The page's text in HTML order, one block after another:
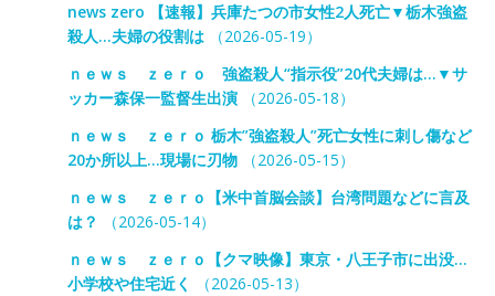
news zero 【速報】兵庫たつの市女性2人死亡▼栃木強盗
殺人…夫婦の役割は（2026-05-19）
ｎｅｗｓ ｚｅｒｏ 強盗殺人“指示役”20代夫婦は…▼サ
ッカー森保一監督生出演（2026-05-18）
ｎｅｗｓ ｚｅｒｏ 栃木”強盗殺人”死亡女性に刺し傷など
20か所以上…現場に刃物（2026-05-15）
ｎｅｗｓ ｚｅｒｏ【米中首脳会談】台湾問題などに言及
は？
（2026-05-14）
ｎｅｗｓ ｚｅｒｏ【クマ映像】東京・八王子市に出没…
小学校や住宅近く
（2026-05-13）